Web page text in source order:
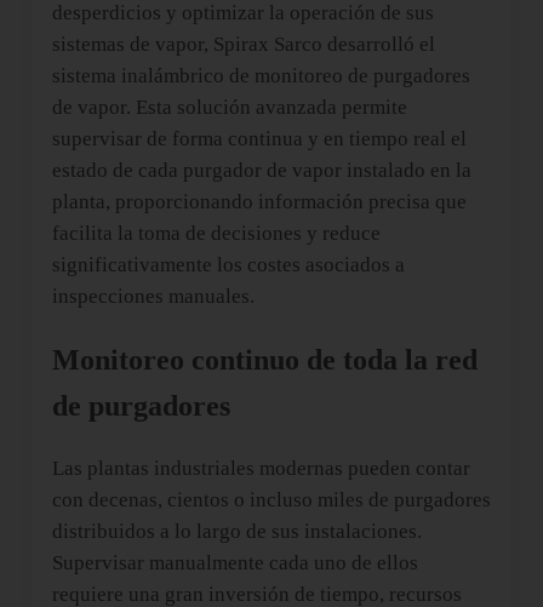
desperdicios y optimizar la operación de sus
sistemas de vapor, Spirax Sarco desarrolló el
sistema inalámbrico de monitoreo de purgadores
de vapor. Esta solución avanzada permite
supervisar de forma continua y en tiempo real el
estado de cada purgador de vapor instalado en la
planta, proporcionando información precisa que
facilita la toma de decisiones y reduce
significativamente los costes asociados a
inspecciones manuales.
Monitoreo continuo de toda la red
de purgadores
Las plantas industriales modernas pueden contar
con decenas, cientos o incluso miles de purgadores
distribuidos a lo largo de sus instalaciones.
Supervisar manualmente cada uno de ellos
requiere una gran inversión de tiempo, recursos